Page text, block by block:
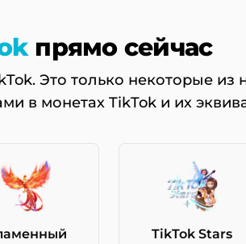
прямо сейчас
Это только некоторые из
в монетах TikTok и их
TikTok Stars